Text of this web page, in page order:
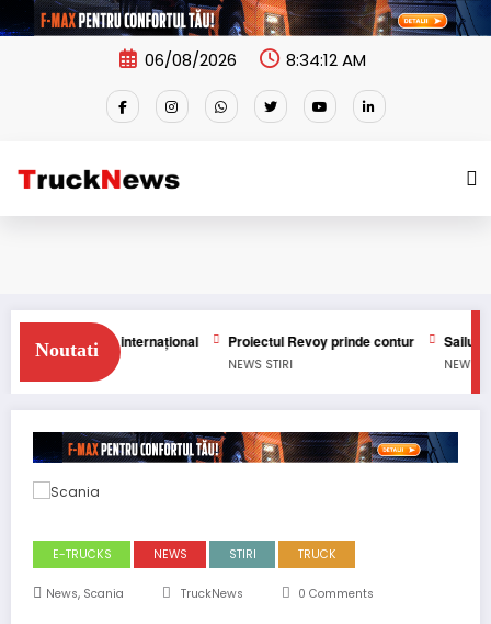
Skip
to
06/08/2026 8:34:12 AM
Noutati
internațional Proiectul Revoy prinde contur
STIRI
Sailun își
STIRI
E-TRUCKS NEWS STIRI TRUCK
News, Scania TruckNews 0 Comments